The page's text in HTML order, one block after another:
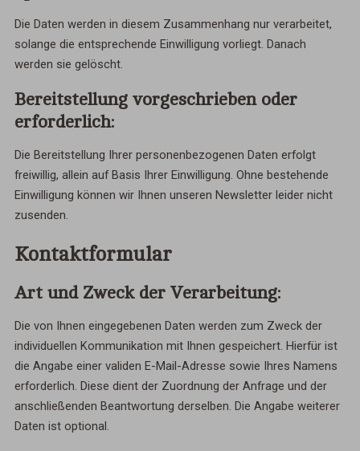
Die Daten werden in diesem Zusammenhang nur verarbeitet,
solange die entsprechende Einwilligung vorliegt. Danach
werden sie gelöscht.
Bereitstellung vorgeschrieben oder
erforderlich:
Die Bereitstellung Ihrer personenbezogenen Daten erfolgt
freiwillig, allein auf Basis Ihrer Einwilligung. Ohne bestehende
Einwilligung können wir Ihnen unseren Newsletter leider nicht
zusenden.
Kontaktformular
Art und Zweck der Verarbeitung:
Die von Ihnen eingegebenen Daten werden zum Zweck der
individuellen Kommunikation mit Ihnen gespeichert. Hierfür ist
die Angabe einer validen E-Mail-Adresse sowie Ihres Namens
erforderlich. Diese dient der Zuordnung der Anfrage und der
anschließenden Beantwortung derselben. Die Angabe weiterer
Daten ist optional.